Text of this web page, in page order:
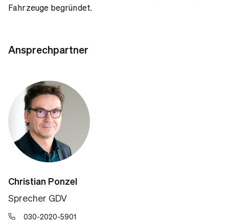
Fahrzeuge begründet.
Ansprechpartner
Christian Ponzel
Sprecher GDV
030-2020-5901